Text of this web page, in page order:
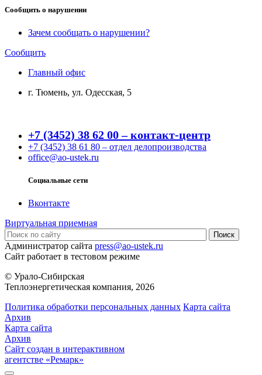
Сообщить о нарушении
Зачем сообщать о нарушении?
Сообщить
Главный офис
г. Тюмень, ул. Одесская, 5
+7 (3452) 38 62 00 – контакт-центр
+7 (3452) 38 61 80 – отдел делопроизводства
office@ao-ustek.ru
Социальные сети
Вконтакте
Виртуальная приемная
Администратор сайта press@ao-ustek.ru
Сайт работает в тестовом режиме
© Урало-Сибирская
Теплоэнергетическая компания, 2026
Политика обработки персональных данных Карта сайта
Архив
Карта сайта
Архив
Сайт создан в интерактивном
агентстве «Ремарк»